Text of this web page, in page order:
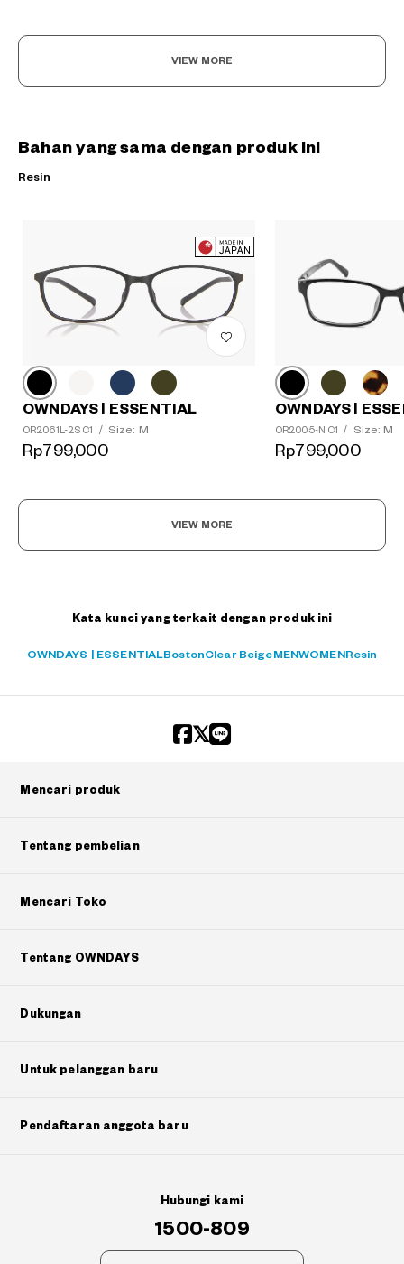
VIEW MORE
Bahan yang sama dengan produk ini
Resin
OWNDAYS | ESSENTIAL
OR2061L-2S C1 / Size: M
Rp799,000
OWNDAYS |
OR2005-N C1 / Size: M
Rp799,000
VIEW MORE
Kata kunci yang terkait dengan produk ini
OWNDAYS | ESSENTIALBostonClear Beige MENWOMEN Resin
Mencari produk
Tentang pembelian
Mencari Toko
Tentang OWNDAYS
Dukungan
Untuk pelanggan baru
Pendaftaran anggota baru
Hubungi kami
1500-809